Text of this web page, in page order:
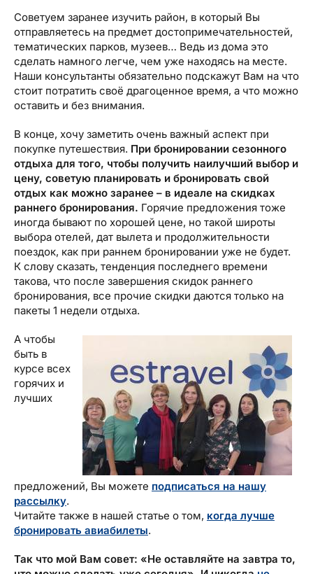
Советуем заранее изучить район, в который Вы
отправляетесь на предмет достопримечательностей,
тематических парков, музеев… Ведь из дома это
сделать намного легче, чем уже находясь на месте.
Наши консультанты обязательно подскажут Вам на что
стоит потратить своё драгоценное время, а что можно
оставить и без внимания.
В конце, хочу заметить очень важный аспект при
покупке путешествия. При бронировании сезонного
отдыха для того, чтобы получить наилучший выбор и
цену, советую планировать и бронировать свой
отдых как можно заранее – в идеале на скидках
раннего бронирования. Горячие предложения тоже
иногда бывают по хорошей цене, но такой широты
выбора отелей, дат вылета и продолжительности
поездок, как при раннем бронировании уже не будет.
К слову сказать, тенденция последнего времени
такова, что после завершения скидок раннего
бронирования, все прочие скидки даются только на
пакеты 1 недели отдыха.
А чтобы
быть в
курсе всех
горячих и
лучших
предложений, Вы можете подписаться на нашу
рассылку.
Читайте также в нашей статье о том, когда лучше
бронировать авиабилеты.
Так что мой Вам совет: «Не оставляйте на завтра то,